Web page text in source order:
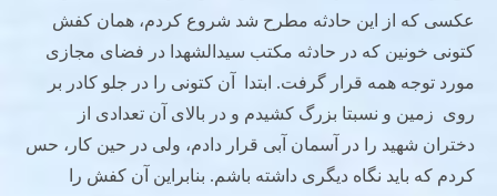
عکسی که از این حادثه مطرح شد شروع کردم، همان کفش
کتونی خونین که در حادثه مکتب سیدالشهدا در فضای مجازی
مورد توجه همه قرار گرفت. ابتدا آن کتونی را در جلو کادر بر
روی زمین و نسبتا بزرگ کشیدم و در بالای آن تعدادی از
دختران شهید را در آسمان آبی قرار دادم، ولی در حین کار، حس
کردم که باید نگاه دیگری داشته باشم. بنابراین آن کفش را